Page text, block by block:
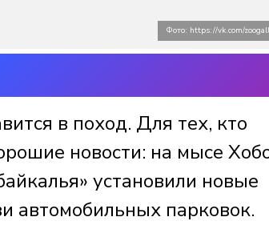
Фото: https://vk.com/
в поход. Для тех, кто
новости: на мысе
установили новые
автомобильных парковок.